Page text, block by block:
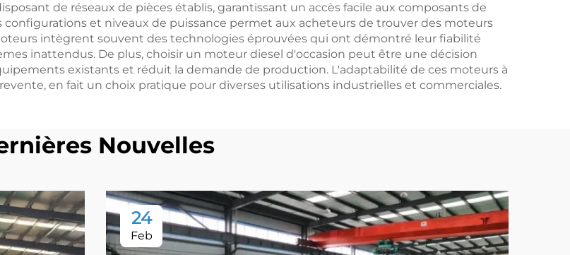
de réseaux de pièces établis, garantissant un accès facile aux composants de
configurations et niveaux de puissance permet aux acheteurs de trouver des moteurs
intègrent souvent des technologies éprouvées qui ont démontré leur fiabilité
inattendus. De plus, choisir un moteur diesel d'occasion peut être une décision
existants et réduit la demande de production. L'adaptabilité de ces moteurs à
en fait un choix pratique pour diverses utilisations industrielles et commerciales.
Nouvelles
24
Feb